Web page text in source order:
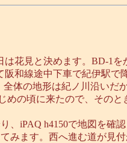
花見と決めます。BD-1
和線途中下車で紀伊駅で
体の地形は紀ノ川沿い
めの頃に来たので、その
iPAQ h4150で地図を確
みます。西へ進む道が